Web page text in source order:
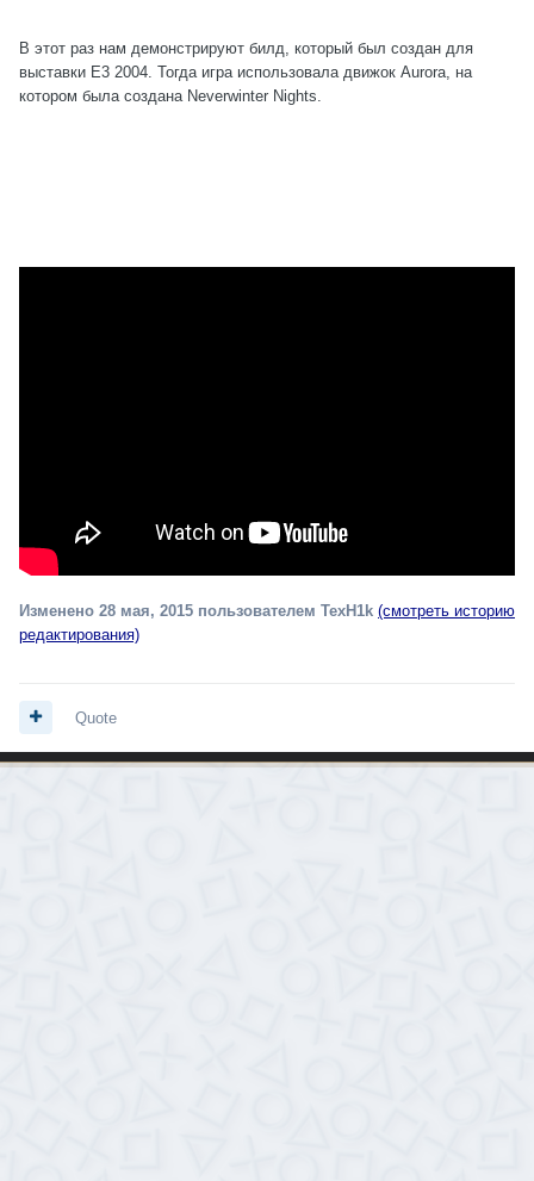
В этот раз нам демонстрируют билд, который был создан для
выставки E3 2004. Тогда игра использовала движок Aurora, на
котором была создана Neverwinter Nights.
Изменено 28 мая, 2015 пользователем TexH1k (смотреть историю
редактирования)
Quote